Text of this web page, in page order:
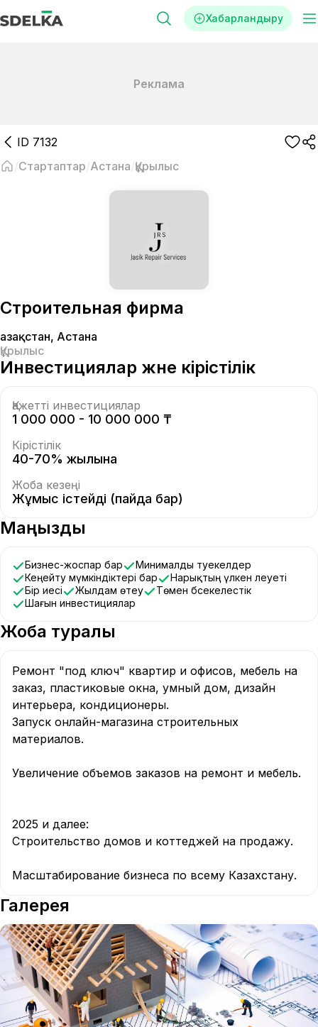
Хабарландыру
Реклама
ID 7132
Стартаптар Астана Құрылыс
Строительная фирма
Қазақстан, Астана
Құрылыс
Инвестициялар және кірістілік
Қажетті инвестициялар
1 000 000 - 10 000 000 ₸
Кірістілік
40-70% жылына
Жоба кезеңі
Жұмыс істейді (пайда бар)
Маңызды
Бизнес-жоспар бар
Минималды тәуекелдер
Кеңейту мүмкіндіктері бар
Нарықтың үлкен әлеуеті
Бір иесі
Жылдам өтеу
Төмен бәсекелестік
Шағын инвестициялар
Жоба туралы
Ремонт "под ключ" квартир и офисов, мебель на
заказ, пластиковые окна, умный дом, дизайн
интерьера, кондиционеры.
Запуск онлайн-магазина строительных
материалов.
Увеличение объемов заказов на ремонт и мебель.
2025 и далее:
Строительство домов и коттеджей на продажу.
Масштабирование бизнеса по всему Казахстану.
Галерея